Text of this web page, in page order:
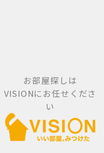
お部屋探しは
VISIONにお任せくださ
い